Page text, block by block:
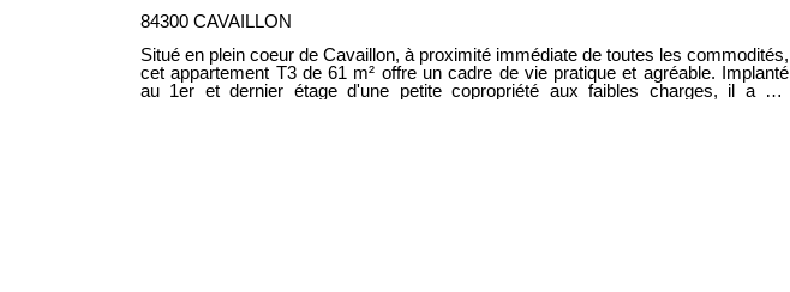
84300 CAVAILLON
Situé en plein coeur de Cavaillon, à proximité immédiate de toutes les commodités,
cet appartement T3 de 61 m² offre un cadre de vie pratique et agréable. Implanté
au 1er et dernier étage d'une petite copropriété aux faibles charges, il a été